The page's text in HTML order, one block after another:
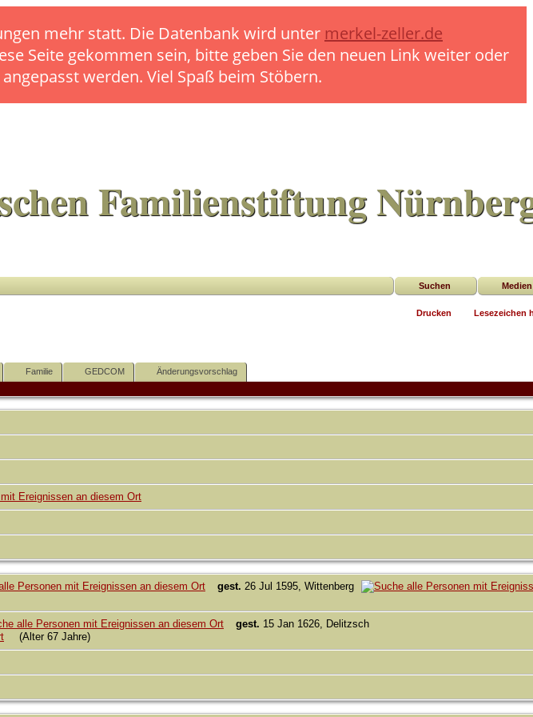
mehr statt. Die Datenbank wird unter merkel-zeller.de
Seite gekommen sein, bitte geben Sie den neuen Link weiter oder
werden. Viel Spaß beim Stöbern.
Familienstiftung
Suchen Medien
Drucken Lesezeichen
Familie GEDCOM
Änderungsvorschlag
gest. 26 Jul 1595, Wittenberg
gest. 15 Jan 1626, Delitzsch
(Alter 67 Jahre)